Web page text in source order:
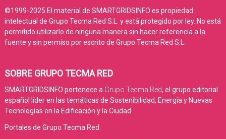
©1999-2025 El material de SMARTGRIDSINFO es propiedad
intelectual de Grupo Tecma Red S.L. y está protegido por ley. No está
permitido utilizarlo de ninguna manera sin hacer referencia a la
fuente y sin permiso por escrito de Grupo Tecma Red S.L.
SOBRE GRUPO TECMA RED
SMARTGRIDSINFO pertenece a Grupo Tecma Red, el grupo editorial
español líder en las temáticas de Sostenibilidad, Energía y Nuevas
Tecnologías en la Edificación y la Ciudad.
Portales de Grupo Tecma Red: